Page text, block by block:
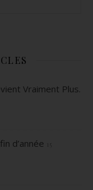
Vraiment Plus.
d’année